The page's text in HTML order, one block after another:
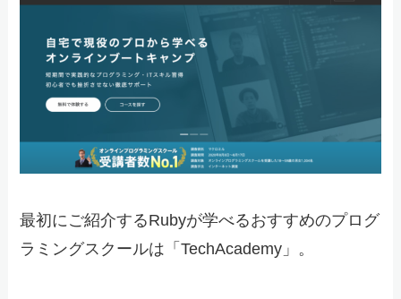
最初にご紹介するRubyが学べるおすすめのプログ
ラミングスクールは「TechAcademy」。